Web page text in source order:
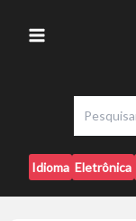
Menu
Idioma Eletrônica
Clube